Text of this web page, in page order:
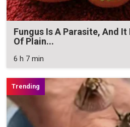
Fungus Is A Parasite, And It
Of Plain...
6 h 7 min